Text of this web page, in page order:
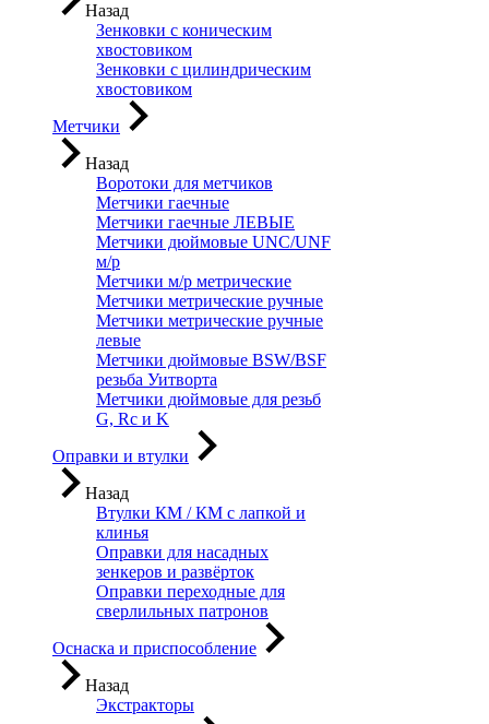
Назад
Зенковки с коническим
хвостовиком
Зенковки с цилиндрическим
хвостовиком
Метчики
Назад
Воротоки для метчиков
Метчики гаечные
Метчики гаечные ЛЕВЫЕ
Метчики дюймовые UNC/UNF
м/р
Метчики м/р метрические
Метчики метрические ручные
Метчики метрические ручные
левые
Метчики дюймовые BSW/BSF
резьба Уитворта
Метчики дюймовые для резьб
G, Rc и K
Оправки и втулки
Назад
Втулки КМ / КМ с лапкой и
клинья
Оправки для насадных
зенкеров и развёрток
Оправки переходные для
сверлильных патронов
Оснаска и приспособление
Назад
Экстракторы